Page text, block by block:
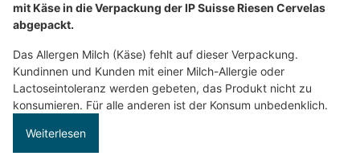
mit Käse in die Verpackung der IP Suisse Riesen Cervelas
abgepackt.
Das Allergen Milch (Käse) fehlt auf dieser Verpackung.
Kundinnen und Kunden mit einer Milch-Allergie oder
Lactoseintoleranz werden gebeten, das Produkt nicht zu
konsumieren. Für alle anderen ist der Konsum unbedenklich.
Weiterlesen